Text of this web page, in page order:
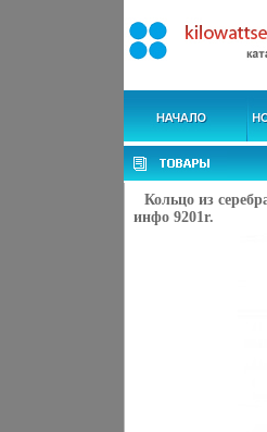
Кольцо из
инфо 9201r.